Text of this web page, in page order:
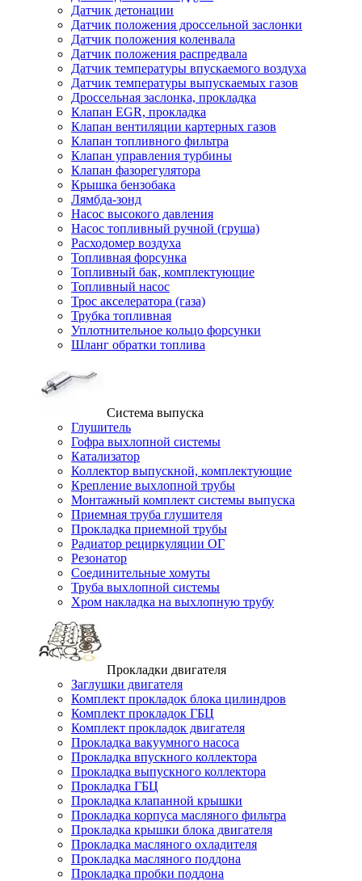
Датчик детонации
Датчик положения дроссельной заслонки
Датчик положения коленвала
Датчик положения распредвала
Датчик температуры впускаемого воздуха
Датчик температуры выпускаемых газов
Дроссельная заслонка, прокладка
Клапан EGR, прокладка
Клапан вентиляции картерных газов
Клапан топливного фильтра
Клапан управления турбины
Клапан фазорегулятора
Крышка бензобака
Лямбда-зонд
Насос высокого давления
Насос топливный ручной (груша)
Расходомер воздуха
Топливная форсунка
Топливный бак, комплектующие
Топливный насос
Трос акселератора (газа)
Трубка топливная
Уплотнительное кольцо форсунки
Шланг обратки топлива
Система выпуска
Глушитель
Гофра выхлопной системы
Катализатор
Коллектор выпускной, комплектующие
Крепление выхлопной трубы
Монтажный комплект системы выпуска
Приемная труба глушителя
Прокладка приемной трубы
Радиатор рециркуляции ОГ
Резонатор
Соединительные хомуты
Труба выхлопной системы
Хром накладка на выхлопную трубу
Прокладки двигателя
Заглушки двигателя
Комплект прокладок блока цилиндров
Комплект прокладок ГБЦ
Комплект прокладок двигателя
Прокладка вакуумного насоса
Прокладка впускного коллектора
Прокладка выпускного коллектора
Прокладка ГБЦ
Прокладка клапанной крышки
Прокладка корпуса масляного фильтра
Прокладка крышки блока двигателя
Прокладка масляного охладителя
Прокладка масляного поддона
Прокладка пробки поддона